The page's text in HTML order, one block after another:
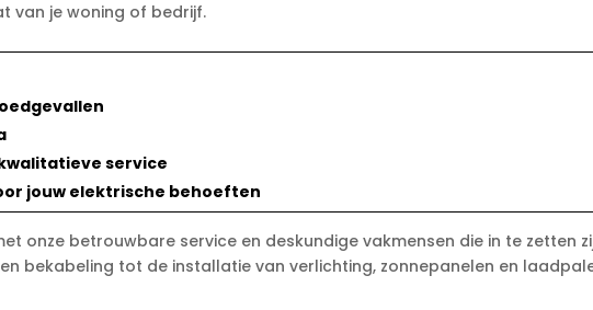
van je woning of bedrijf.
service
jouw elektrische behoeften
onze betrouwbare service en deskundige vakmensen die in te zetten
bekabeling tot de installatie van verlichting, zonnepanelen en